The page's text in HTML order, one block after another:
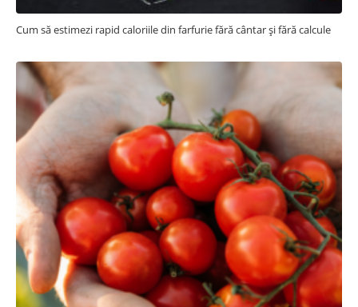
Cum să estimezi rapid caloriile din farfurie fără cântar și fără calcule